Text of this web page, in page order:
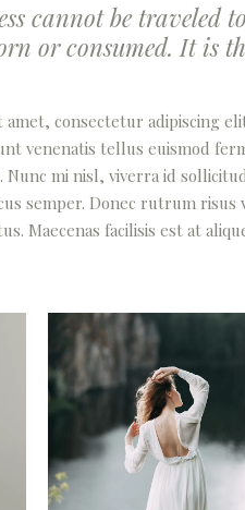
cannot be traveled
or consumed. It is
consectetur adipiscing
venenatis tellus euismod
Nunc mi nisl, viverra id
semper. Donec rutrum risus
Maecenas facilisis est at